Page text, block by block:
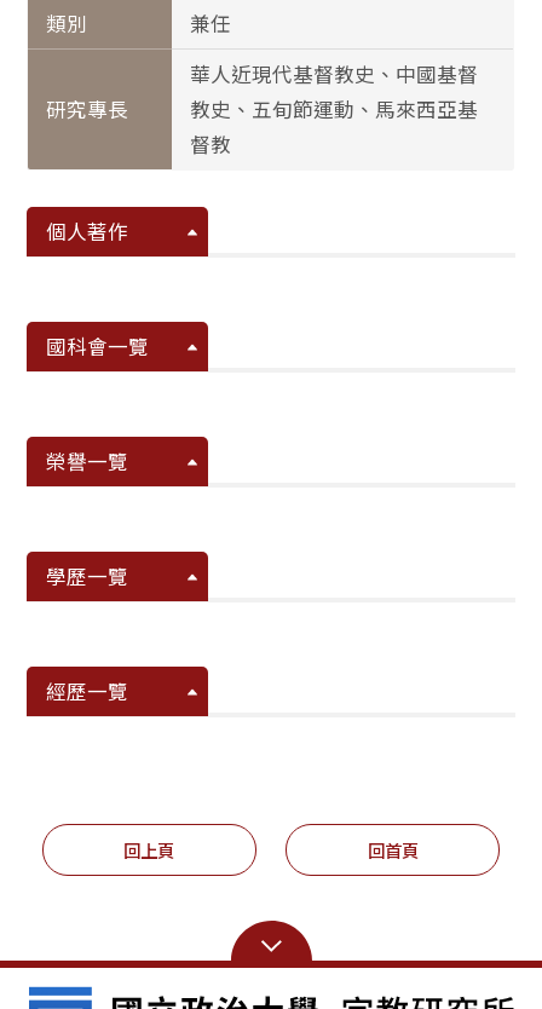
類別
兼任
研究專長
華人近現代基督教史、中國基督
教史、五旬節運動、馬來西亞基
督教
個人著作
國科會一覽
榮譽一覽
學歷一覽
經歷一覽
回上頁 回首頁